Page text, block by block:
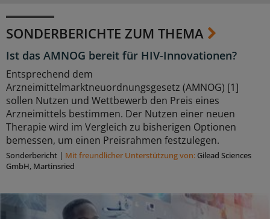
SONDERBERICHTE ZUM THEMA
Ist das AMNOG bereit für HIV-Innovationen?
Entsprechend dem
Arzneimittelmarktneuordnungsgesetz (AMNOG) [1]
sollen Nutzen und Wettbewerb den Preis eines
Arzneimittels bestimmen. Der Nutzen einer neuen
Therapie wird im Vergleich zu bisherigen Optionen
bemessen, um einen Preisrahmen festzulegen.
Sonderbericht | Mit freundlicher Unterstützung von: Gilead Sciences
GmbH, Martinsried